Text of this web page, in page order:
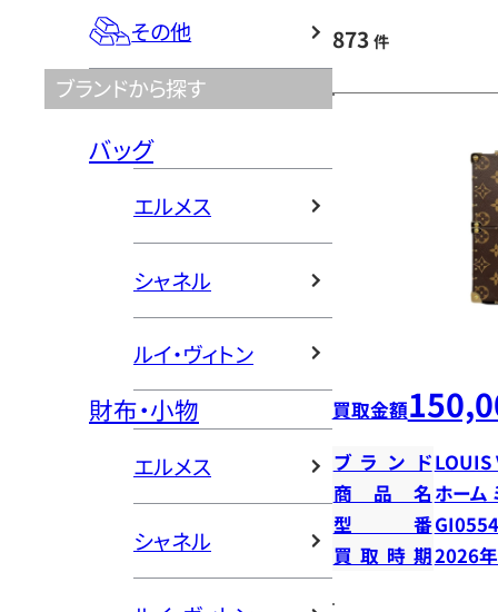
その他
ブランドから探す
バッグ
エルメス
シャネル
ルイ・ヴィトン
財布・小物
エルメス
シャネル
873 件
買取金額
ブランドLOUIS
商品名 ホーム
型番GI0554
買取時期2026